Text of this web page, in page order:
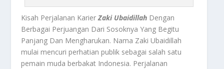
Kisah Perjalanan KarierZaki Ubaidillah Dengan
Berbagai Perjuangan Dari Sosoknya Yang Begitu
Panjang Dan Mengharukan. Nama Zaki Ubaidillah
mulai mencuri perhatian publik sebagai salah satu
pemain muda berbakat Indonesia. Perjalanan